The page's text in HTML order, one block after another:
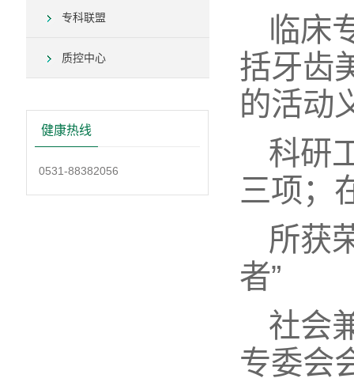
专科联盟
质控中心
健康热线
0531-88382056
临床
括牙齿
的活动
科研
三项；
所获
者”
社会
专委会